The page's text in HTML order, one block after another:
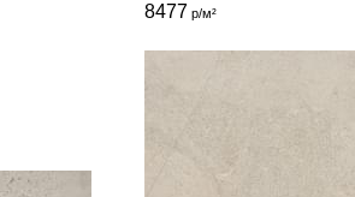
8477 р/м²